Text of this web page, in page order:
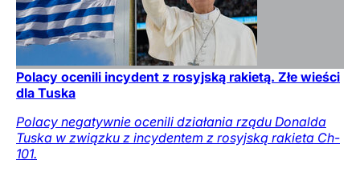
Polacy ocenili incydent z rosyjską rakietą. Złe wieści
dla Tuska
Polacy negatywnie ocenili działania rządu Donalda
Tuska w związku z incydentem z rosyjską rakieta Ch-
101.